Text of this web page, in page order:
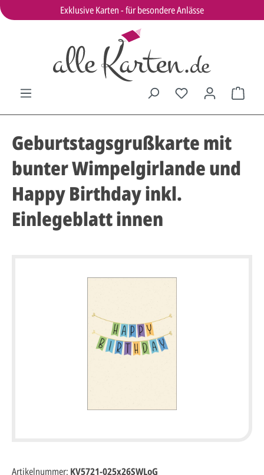
Exklusive Karten - für besondere Anlässe
Geburtstagsgrußkarte mit
bunter Wimpelgirlande und
Happy Birthday inkl.
Einlegeblatt innen
Artikelnummer: KV5721-025x26SWLoG